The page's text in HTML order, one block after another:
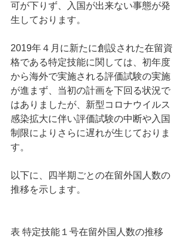
可が下りず、入国が出来ない事態が発
生しております。
2019年４月に新たに創設された在留資
格である特定技能に関しては、初年度
から海外で実施される評価試験の実施
が進まず、当初の計画を下回る状況で
はありましたが、新型コロナウイルス
感染拡大に伴い評価試験の中断や入国
制限によりさらに遅れが生じておりま
す。
以下に、四半期ごとの在留外国人数の
推移を示します。
表 特定技能１号在留外国人数の推移